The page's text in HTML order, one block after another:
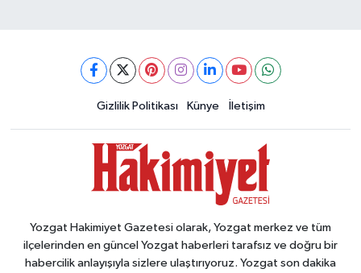
Gizlilik Politikası Künye İletişim
Yozgat Hakimiyet Gazetesi olarak, Yozgat merkez ve tüm
ilçelerinden en güncel Yozgat haberleri tarafsız ve doğru bir
habercilik anlayışıyla sizlere ulaştırıyoruz. Yozgat son dakika